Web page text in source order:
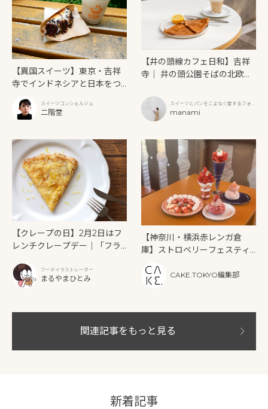
【異国スイーツ】東京・吉祥
寺でインドネシアと日本をつ
なぐ焼きたてモチモチスイー
ツ「SURABI（スラビ）」
スイーツコンシェルジュ
二階堂
【井の頭線カフェ日和】吉祥
寺｜ 井の頭公園そばの北欧ク
トウキョウ）」スイーツとパンをこよなく愛するフォト
グラファー
manami
【クレープの日】2月2日はフ
レンチクレープデー｜「フラ
トゥール）」で味わう黄金の
クレープ
フードイラストレーター
まるやまひとみ
【神奈川・横浜赤レンガ倉
庫】ストロベリーフェスティ
いちごスイーツ＆体験
CAKE.TOKYO編集部
関連記事をもっと見る
新着記事